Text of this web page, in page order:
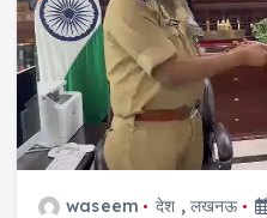
waseem देश , लखनऊ